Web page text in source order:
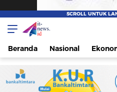
IT-NEWS
Update Cepat, Cerdas,
Beranda Nasional